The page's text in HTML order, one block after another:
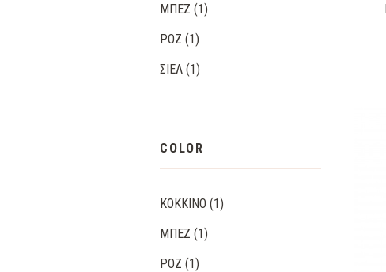
ΜΠΕΖ (1)
ΡΟΖ (1)
ΣΙΈΛ (1)
COLOR
ΚΌΚΚΙΝΟ (1)
ΜΠΕΖ (1)
ΡΟΖ (1)